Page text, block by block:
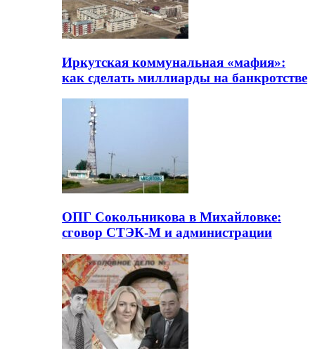
Иркутская коммунальная «мафия»:
как сделать миллиарды на банкротстве
ОПГ Сокольникова в Михайловке:
сговор СТЭК-М и администрации